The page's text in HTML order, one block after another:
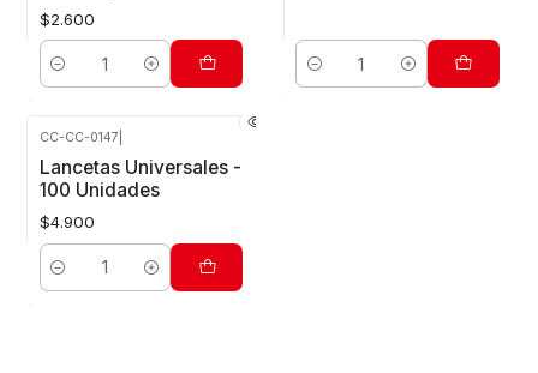
$2.600
Cantidad Cantidad
CC-CC-0147
Lancetas Universales -
100 Unidades
$4.900
Cantidad